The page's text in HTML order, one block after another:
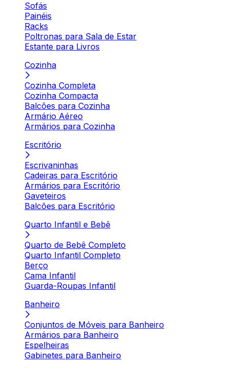
Sofás
Painéis
Racks
Poltronas para Sala de Estar
Estante para Livros
Cozinha
Cozinha Completa
Cozinha Compacta
Balcões para Cozinha
Armário Aéreo
Armários para Cozinha
Escritório
Escrivaninhas
Cadeiras para Escritório
Armários para Escritório
Gaveteiros
Balcões para Escritório
Quarto Infantil e Bebê
Quarto de Bebê Completo
Quarto Infantil Completo
Berço
Cama Infantil
Guarda-Roupas Infantil
Banheiro
Conjuntos de Móveis para Banheiro
Armários para Banheiro
Espelheiras
Gabinetes para Banheiro